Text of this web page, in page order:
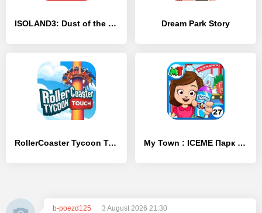
ISOLAND3: Dust of the Universe Dream Park Story
RollerCoaster Tycoon Touch My Town : ICEME Парк развлечений
b-poezd125
3 August 2026 21:30